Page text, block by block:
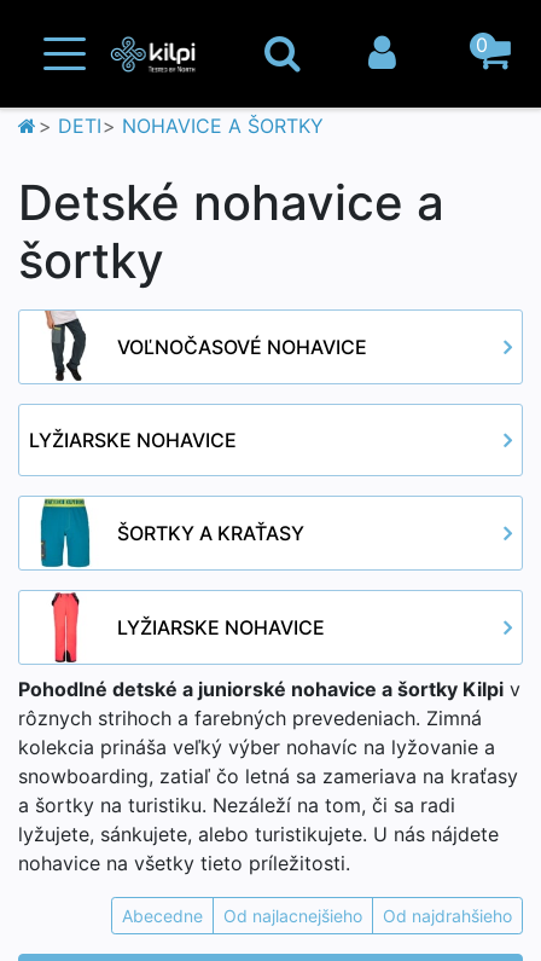
0
DETI NOHAVICE A ŠORTKY
Detské nohavice a
šortky
VOĽNOČASOVÉ NOHAVICE
LYŽIARSKE NOHAVICE
ŠORTKY A KRAŤASY
LYŽIARSKE NOHAVICE
Pohodlné detské a juniorské nohavice a šortky Kilpi v
rôznych strihoch a farebných prevedeniach. Zimná
kolekcia prináša veľký výber nohavíc na lyžovanie a
snowboarding, zatiaľ čo letná sa zameriava na kraťasy
a šortky na turistiku. Nezáleží na tom, či sa radi
lyžujete, sánkujete, alebo turistikujete. U nás nájdete
nohavice na všetky tieto príležitosti.
Abecedne Od najlacnejšieho Od najdrahšieho